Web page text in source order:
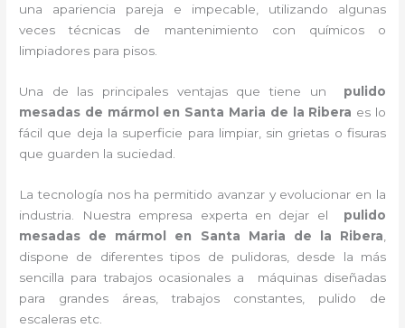
una apariencia pareja e impecable, utilizando algunas
veces técnicas de mantenimiento con químicos o
limpiadores para pisos.
Una de las principales ventajas que tiene un pulido
mesadas de mármol
en Santa Maria de la Ribera es lo
fácil que deja la superficie para limpiar, sin grietas o fisuras
que guarden la suciedad.
La tecnología nos ha permitido avanzar y evolucionar en la
industria. Nuestra empresa experta en dejar el pulido
mesadas de mármol
en Santa Maria de la Ribera
dispone de diferentes tipos de pulidoras, desde la más
sencilla para trabajos ocasionales a máquinas diseñadas
para grandes áreas, trabajos constantes, pulido de
escaleras etc.